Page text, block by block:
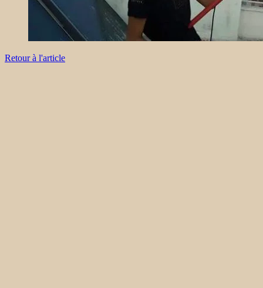
Retour à l'article